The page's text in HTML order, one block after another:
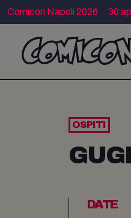
Comicon Napoli 2026 · 30
OSPITI
DATE